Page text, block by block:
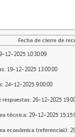
Fecha de cierre de
12-2025 10:30:09
19-12-2025 13:00:00
24-12-2025 9:00:00
26-12-2025
técnica: 29-12-2025
económica (referencial):